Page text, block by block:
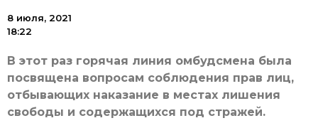
8 июля, 2021
18:22
В этот раз горячая линия омбудсмена была
посвящена вопросам соблюдения прав лиц,
отбывающих наказание в местах лишения
свободы и содержащихся под стражей.